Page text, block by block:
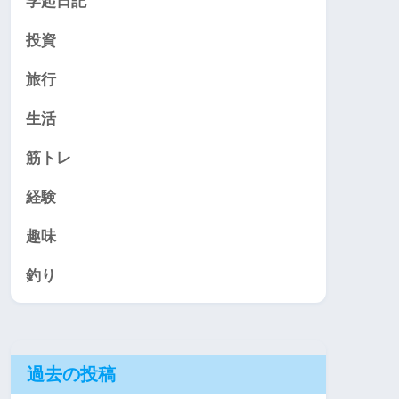
投資
旅行
生活
筋トレ
経験
趣味
釣り
過去の投稿